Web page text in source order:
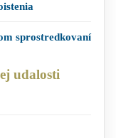
sprostredkovaní
udalosti